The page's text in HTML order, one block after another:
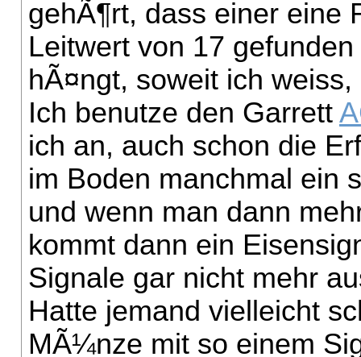
gehÃ¶rt, dass einer eine
Leitwert von 17
hÃ¤ngt, soweit ich
Ich benutze den Garrett
ich an, auch schon die
im Boden manchmal ein
und wenn man dann
kommt dann ein
Signale gar nicht mehr
Hatte jemand vielleicht
MÃ¼nze mit so einem